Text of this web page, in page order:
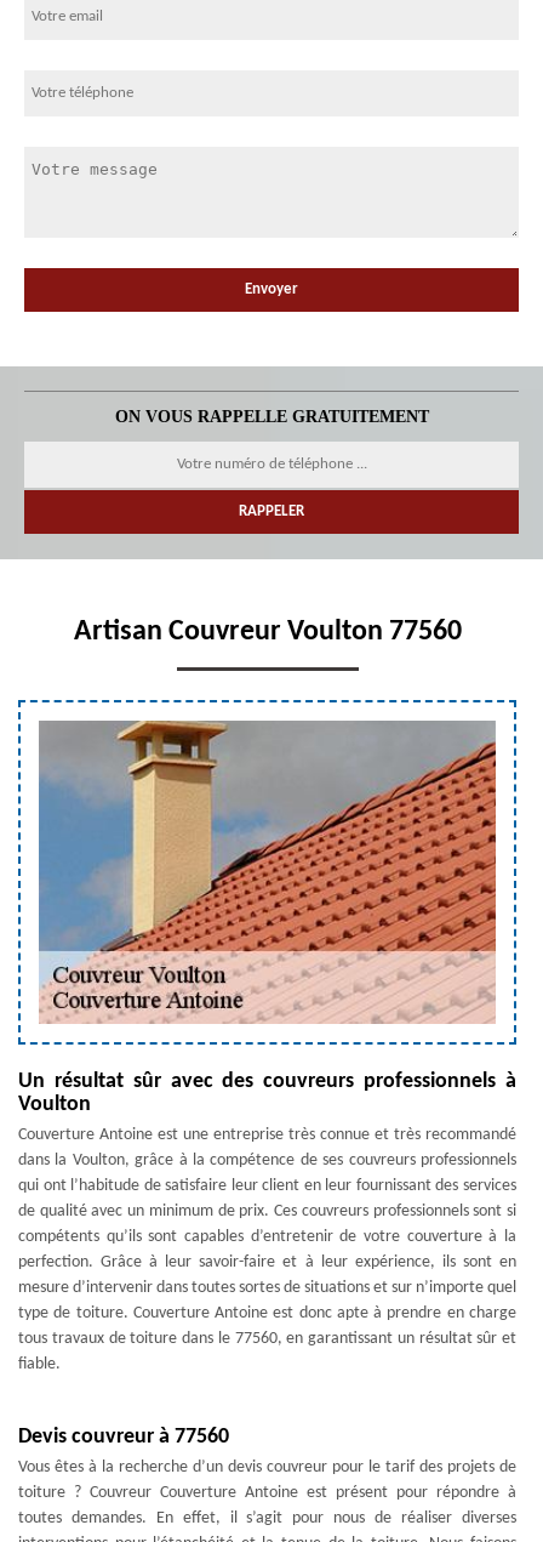
ON VOUS RAPPELLE GRATUITEMENT
Artisan Couvreur Voulton 77560
Un résultat sûr avec des couvreurs professionnels à
Voulton
Couverture Antoine est une entreprise très connue et très recommandé
dans la Voulton, grâce à la compétence de ses couvreurs professionnels
qui ont l’habitude de satisfaire leur client en leur fournissant des services
de qualité avec un minimum de prix. Ces couvreurs professionnels sont si
compétents qu’ils sont capables d’entretenir de votre couverture à la
perfection. Grâce à leur savoir-faire et à leur expérience, ils sont en
mesure d’intervenir dans toutes sortes de situations et sur n’importe quel
type de toiture. Couverture Antoine est donc apte à prendre en charge
tous travaux de toiture dans le 77560, en garantissant un résultat sûr et
fiable.
Devis couvreur à 77560
Vous êtes à la recherche d’un devis couvreur pour le tarif des projets de
toiture ? Couvreur Couverture Antoine est présent pour répondre à
toutes demandes. En effet, il s’agit pour nous de réaliser diverses